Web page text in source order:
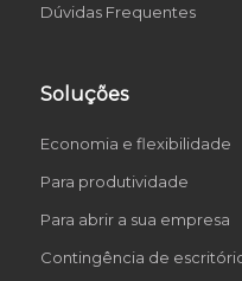
Dúvidas Frequentes
Soluções
Economia e flexibilidade
Para produtividade
Para abrir a sua empresa
Contingência de